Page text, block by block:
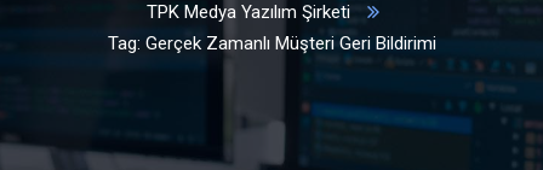
TPK Medya Yazılım Şirketi
Tag: Gerçek Zamanlı Müşteri Geri Bildirimi